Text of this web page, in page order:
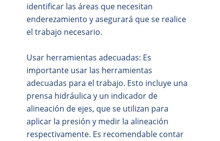
identificar las áreas que necesitan
enderezamiento y asegurará que se realice
el trabajo necesario.
Usar herramientas adecuadas: Es
importante usar las herramientas
adecuadas para el trabajo. Esto incluye una
prensa hidráulica y un indicador de
alineación de ejes, que se utilizan para
aplicar la presión y medir la alineación
respectivamente. Es recomendable contar